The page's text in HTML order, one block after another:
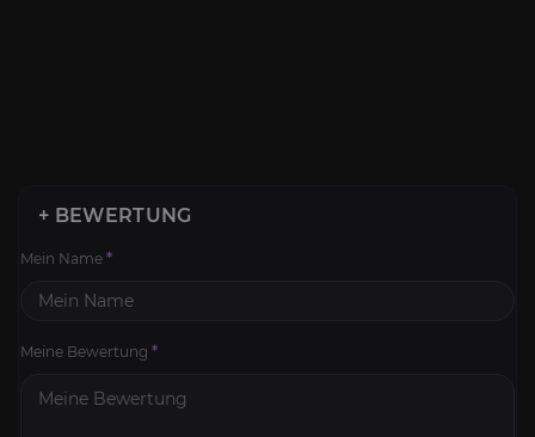
+ BEWERTUNG
Mein Name *
Meine Bewertung *